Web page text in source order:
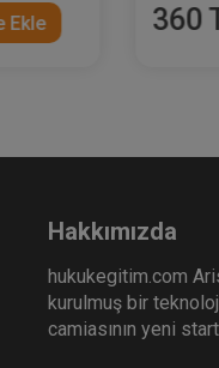
360 TL
Hakkımızda
hukukegitim.com
kurulmuş bir
camiasının yeni